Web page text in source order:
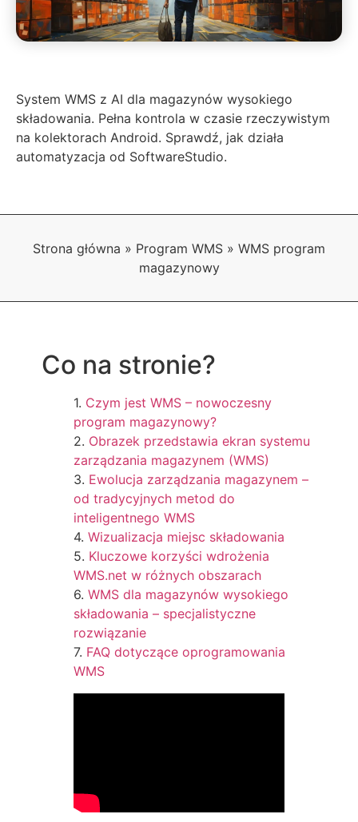
System WMS z AI dla magazynów wysokiego
składowania. Pełna kontrola w czasie rzeczywistym
na kolektorach Android. Sprawdź, jak działa
automatyzacja od SoftwareStudio.
Strona główna » Program WMS » WMS program
magazynowy
Co na stronie?
Czym jest WMS – nowoczesny
program magazynowy?
Obrazek przedstawia ekran systemu
zarządzania magazynem (WMS)
Ewolucja zarządzania magazynem –
od tradycyjnych metod do
inteligentnego WMS
Wizualizacja miejsc składowania
Kluczowe korzyści wdrożenia
WMS.net w różnych obszarach
WMS dla magazynów wysokiego
składowania – specjalistyczne
rozwiązanie
FAQ dotyczące oprogramowania
WMS